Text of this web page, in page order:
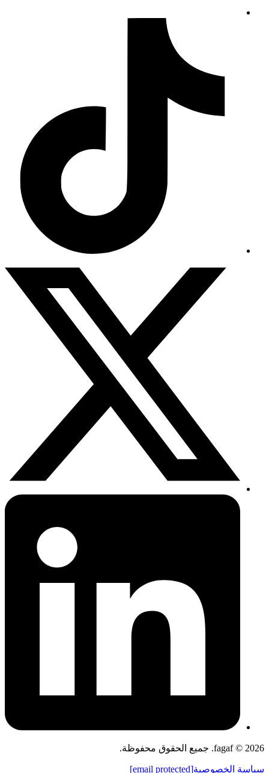
fagaf © 2026. جميع الحقوق محفوظة.
سياسة الخصوصية[email protected]